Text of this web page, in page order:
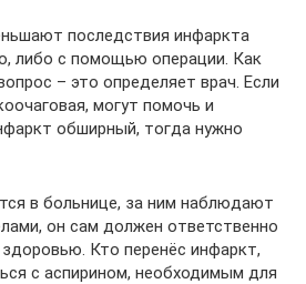
последствия инфаркта
либо с помощью операции. Как
– это определяет врач. Если
могут помочь и
обширный, тогда нужно
в больнице, за ним наблюдают
он сам должен ответственно
Кто перенёс инфаркт,
с аспирином, необходимым для